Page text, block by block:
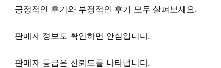
긍정적인 후기 와 부정적인 후기 모두 살펴보세요.
판매자 정보도 확인하면 안심입니다.
판매자 등급은 신뢰도를 나타냅니다.